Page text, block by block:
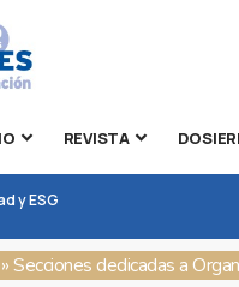
REVISTA
y ESG
» Secciones dedicadas a